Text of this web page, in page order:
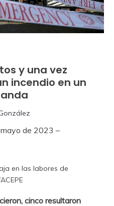
y una vez
incendio en un
de 2023 –
en las labores de
CEPE
cinco resultaron